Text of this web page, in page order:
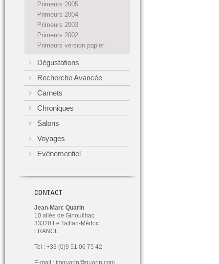
Primeurs 2005
Primeurs 2004
Primeurs 2003
Primeurs 2002
Primeurs version papier
Dégustations
Recherche Avancée
Carnets
Chroniques
Salons
Voyages
Evénementiel
CONTACT
Jean-Marc Quarin
10 allée de Ginouilhac
33320 Le Taillan-Médoc
FRANCE
Tel : +33 (0)9 51 06 75 42
E-mail : jmquarin@quarin.com